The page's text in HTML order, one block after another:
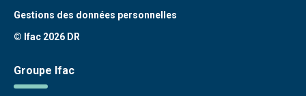
Gestions des données personnelles
© Ifac 2026 DR
Groupe Ifac